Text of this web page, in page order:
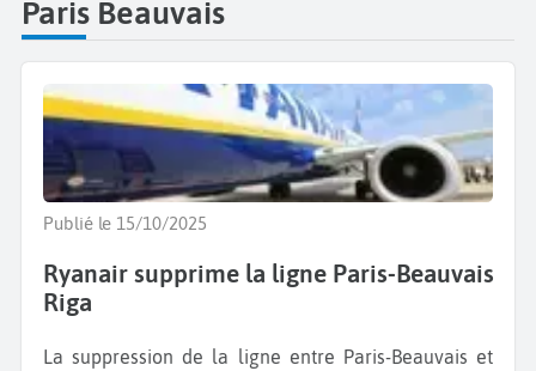
Paris Beauvais
Publié le 15/10/2025
Ryanair supprime la ligne Paris-Beauvais
Riga
La suppression de la ligne entre Paris-Beauvais et